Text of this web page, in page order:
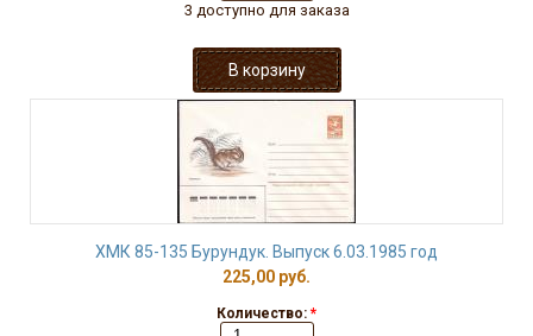
3 доступно для заказа
ХМК 85-135 Бурундук. Выпуск 6.03.1985 год
225,00 руб.
Количество: *